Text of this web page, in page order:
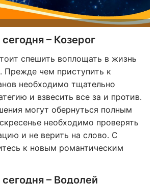
– Козерог
спешить воплощать в жизнь
Прежде чем приступить к
необходимо тщательно
и взвесить все за и против.
могут обернуться полным
необходимо проверять
и не верить на слово. С
к новым романтическим
– Водолей